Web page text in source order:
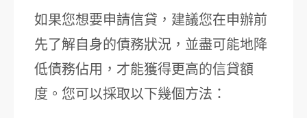
如果您想要申請信貸，建議您在申辦前
先了解自身的債務狀況，並盡可能地降
低債務佔用，才能獲得更高的信貸額
度。您可以採取以下幾個方法：